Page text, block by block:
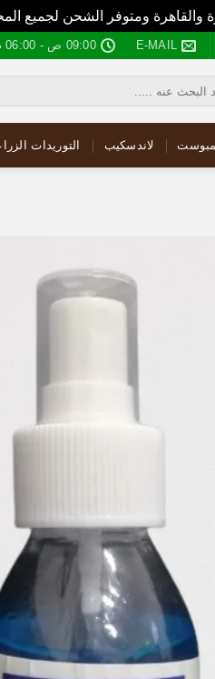
والقاهرة ومتوفر الشحن
E-MAIL 09:00 ص - 06:00 م
لاندسكيب التوريدات